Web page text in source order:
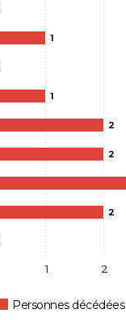
1
1
2
2
2
Personnes décédées
1 2